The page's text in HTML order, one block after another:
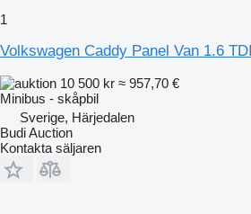
1
Volkswagen Caddy Panel Van 1.6
10 500 kr ≈ 957,70 €
Minibus - skåpbil
Sverige, Härjedalen
Budi Auction
Kontakta säljaren